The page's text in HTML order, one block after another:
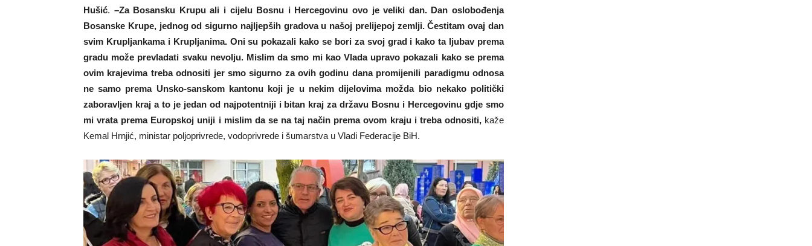
Hušić. –Za Bosansku Krupu ali i cijelu Bosnu i Hercegovinu ovo je veliki dan. Dan oslobođenja
Bosanske Krupe, jednog od sigurno najljepših gradova u našoj prelijepoj zemlji. Čestitam ovaj dan
svim Krupljankama i Krupljanima. Oni su pokazali kako se bori za svoj grad i kako ta ljubav prema
gradu može prevladati svaku nevolju. Mislim da smo mi kao Vlada upravo pokazali kako se prema
ovim krajevima treba odnositi jer smo sigurno za ovih godinu dana promijenili paradigmu odnosa
ne samo prema Unsko-sanskom kantonu koji je u nekim dijelovima možda bio nekako politički
zaboravljen kraj a to je jedan od najpotentniji i bitan kraj za državu Bosnu i Hercegovinu gdje smo
mi vrata prema Europskoj uniji i mislim da se na taj način prema ovom kraju i treba odnositi, kaže
Kemal Hrnjić, ministar poljoprivrede, vodoprivrede i šumarstva u Vladi Federacije BiH.